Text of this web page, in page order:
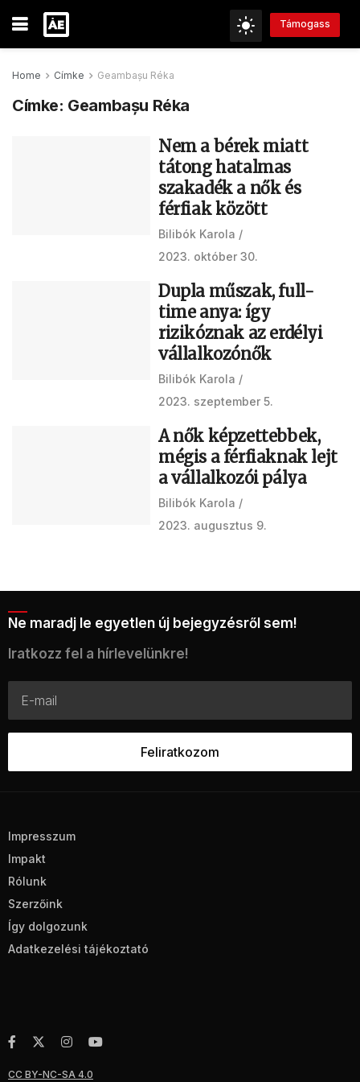
Támogass
Home Címke Geambașu Réka
Címke: Geambașu Réka
Nem a bérek miatt
tátong hatalmas
szakadék a nők és
férfiak között
Bilibók Karola
2023. október 30.
Dupla műszak, full-
time anya: így
rizikóznak az erdélyi
vállalkozónők
Bilibók Karola
2023. szeptember 5.
A nők képzettebbek,
mégis a férfiaknak lejt
a vállalkozói pálya
Bilibók Karola
2023. augusztus 9.
Ne maradj le egyetlen új bejegyzésről sem!
Iratkozz fel a hírlevelünkre!
Impresszum
Impakt
Rólunk
Szerzőink
Így dolgozunk
Adatkezelési tájékoztató
CC BY-NC-SA 4.0